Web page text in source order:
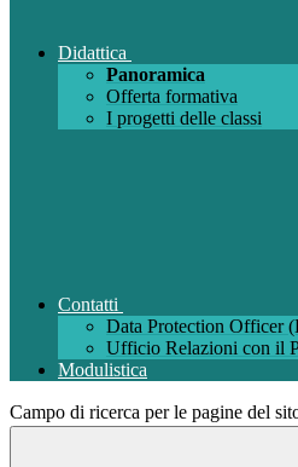
Didattica
Panoramica
Offerta formativa
I progetti delle classi
Contatti
Data Protection Officer
Ufficio Relazioni con il
Modulistica
Campo di ricerca per le pagine del